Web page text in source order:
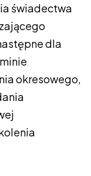
świadectwa
dla
okresowego,